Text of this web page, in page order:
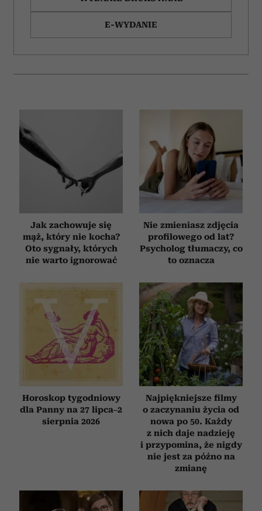
E-WYDANIE
Jak zachowuje się
mąż, który nie kocha?
Oto sygnały, których
nie warto ignorować
Nie zmieniasz zdjęcia
profilowego od lat?
Psycholog tłumaczy, co
to oznacza
Horoskop tygodniowy
dla Panny na 27 lipca–2
sierpnia 2026
Najpiękniejsze filmy
o zaczynaniu życia od
nowa po 50. Każdy
z nich daje nadzieję
i przypomina, że nigdy
nie jest za późno na
zmianę